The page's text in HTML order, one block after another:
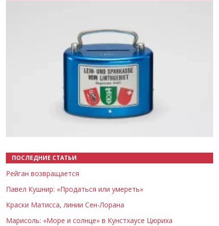
ПОСЛЕДНИЕ СТАТЬИ
Рейган возвращается
Павел Кушнир: «Продаться или умереть»
Краски Матисса, линии Сен-Лорана
Марисоль: «Море и солнце» в Кунстхаусе Цюриха